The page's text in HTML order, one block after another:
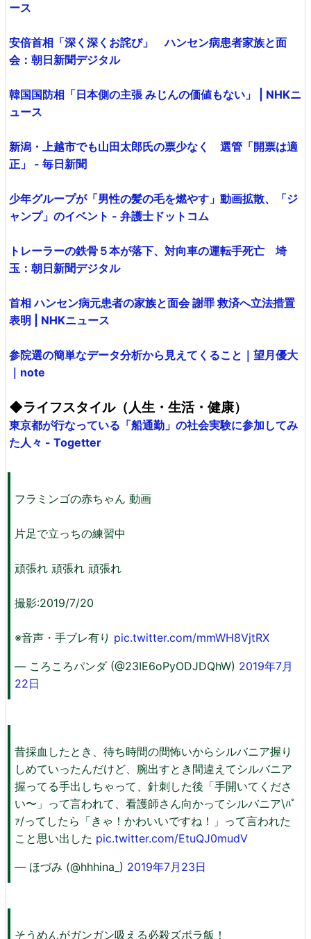
ース
安倍首相「深く深くお詫び」 ハンセン病患者家族と面
会：朝日新聞デジタル
韓国国防相「日本側の主張 みじんの価値もない」 | NHKニ
ュース
新潟・上越市でも山田太郎氏の票少なく 選管「開票は適
正」 - 毎日新聞
少年グループが「男性の髪の毛を燃やす」動画拡散、「ジ
ャンプ」のイベント - 弁護士ドットコム
トレーラーの鉄骨５本が落下、対向車の運転手死亡 埼
玉：朝日新聞デジタル
首相 ハンセン病元患者の家族と面会 謝罪 救済へ立法措置
表明 | NHKニュース
参院選の簡単なデータ分析から見えてくること｜望月優大
｜note
◆ライフスタイル（人生・生活・健康）
東京都が行なっている「船通勤」の社会実験に参加してみ
た人々 - Togetter
フラミンゴの赤ちゃん 動画
片足で立っちの練習中
頑張れ 頑張れ 頑張れ
撮影:2019/7/20
※音声・手ブレ有り pic.twitter.com/mmWH8VjtRX
— ころころパンダ (@23IE6oPyODJDQhW) 2019年7月
22日
昔採血したとき、待ち時間の間怖いからシルバニア握り
しめていったんだけど、腕出すとき間違えてシルバニア
握ってる手出しちゃって、針刺した後「手開いてくださ
い〜」って言われて、看護師さん向かってシルバニア\ﾊﾟ
ｧ/ってしたら「きゃ！かわいいですね！」って言われた
こと思い出した pic.twitter.com/EtuQJ0mudV
— ほづみ (@hhhina_) 2019年7月23日
そうめんがガンガン吸える必殺ズボラ飯！